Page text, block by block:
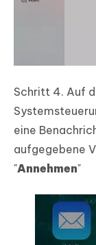
Schritt 4. Auf
eine
aufgegebene
"Annehmen"